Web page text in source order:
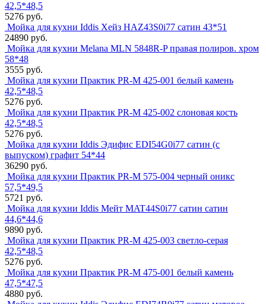
42,5*48,5
5276 руб.
Мойка для кухни Iddis Хейз HAZ43S0i77 сатин 43*51
24890 руб.
Мойка для кухни Melana MLN 5848R-P правая полиров. хром
58*48
3555 руб.
Мойка для кухни Практик PR-M 425-001 белый камень
42,5*48,5
5276 руб.
Мойка для кухни Практик PR-M 425-002 слоновая кость
42,5*48,5
5276 руб.
Мойка для кухни Iddis Эдифис EDI54G0i77 сатин (с
выпуском) графит 54*44
36290 руб.
Мойка для кухни Практик PR-M 575-004 черный оникс
57,5*49,5
5721 руб.
Мойка для кухни Iddis Мейт MAT44S0i77 сатин сатин
44,6*44,6
9890 руб.
Мойка для кухни Практик PR-M 425-003 светло-серая
42,5*48,5
5276 руб.
Мойка для кухни Практик PR-M 475-001 белый камень
47,5*47,5
4880 руб.